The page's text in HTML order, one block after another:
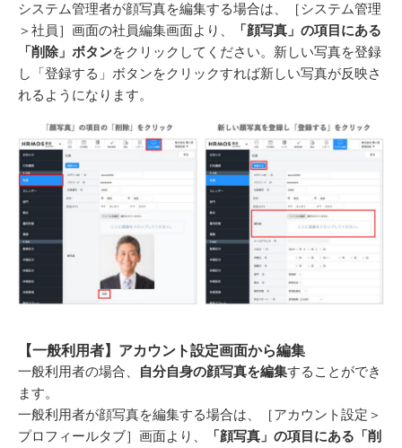
システム管理者が顔写真を編集する場合は、［システム管理
＞社員］画面の社員編集画面より、
「顔写真」の項目にある
「削除」ボタンをクリックしてください。新しい写真を登録
し「登録する」ボタンをクリックすれば新しい写真が反映さ
れるようになります。
【一般利用者】アカウント設定画面から編集
一般利用者の場合、
自分自身の顔写真を編集することができ
ます。
一般利用者が顔写真を編集する場合は、［アカウント設定＞
プロフィールタブ］画面より、
「顔写真」の項目にある「削